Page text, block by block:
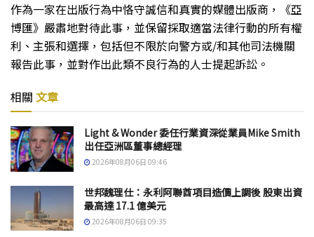
作為一家在出版行為中恪守誠信和真實的媒體出版商，《亞
博匯》嚴肅地對待此事，並保留採取適當法律行動的所有權
利、主張和選擇，包括但不限於向警方或/和其他司法機關
報告此事，並對作出此類不良行為的人士提起訴訟。
相關 文章
Light & Wonder 委任行業資深從業員Mike Smith
出任亞洲區董事總經理
2026年08月06日 09:46
世邦魏理仕：永利阿聯酋項目造價上調後 股東出資
最高達 17.1 億美元
2026年08月06日 09:35